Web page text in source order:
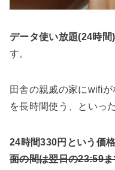
データ使い放題(24時
す。
田舎の親戚の家にwifi
を長時間使う、といっ
24時間330円という価
面の間は翌日の23:59